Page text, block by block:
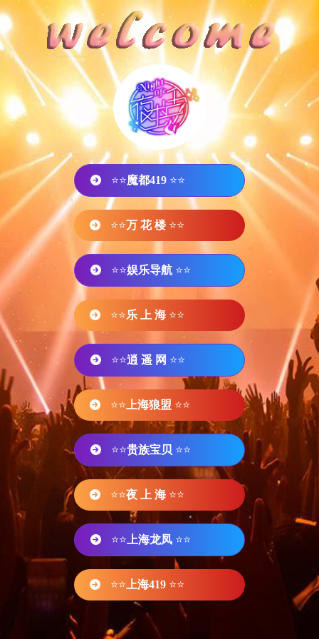
⭐⭐魔都419 ⭐⭐
⭐⭐万 花 楼 ⭐⭐
⭐⭐娱乐导航 ⭐⭐
⭐⭐乐 上 海 ⭐⭐
⭐⭐逍 遥 网 ⭐⭐
⭐⭐ 上海狼盟 ⭐⭐
⭐⭐贵族宝贝 ⭐⭐
⭐⭐夜 上 海 ⭐⭐
⭐⭐ 上海龙凤 ⭐⭐
⭐⭐ 上海419 ⭐⭐